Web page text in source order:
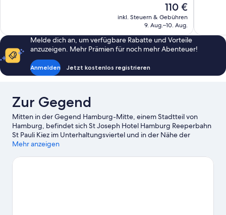
Bewertungen
Der
Preis
beträgt
110 €
inkl. Steuern & Gebühren
9. Aug.–10. Aug.
Melde dich an, um verfügbare Rabatte und Vorteile
anzuzeigen. Mehr Prämien für noch mehr Abenteuer!
Anmelden Jetzt kostenlos registrieren
Zur Gegend
Mitten in der Gegend Hamburg-Mitte, einem Stadtteil von
Hamburg, befindet sich St Joseph Hotel Hamburg Reeperbahn
St Pauli Kiez im Unterhaltungsviertel und in der Nähe der
Promenade. Miniatur Wunderland und Elbphilharmonie sind
Pauli-Landungsbrücken und Hamburg Cruise Center einen
Mehr anzeigen